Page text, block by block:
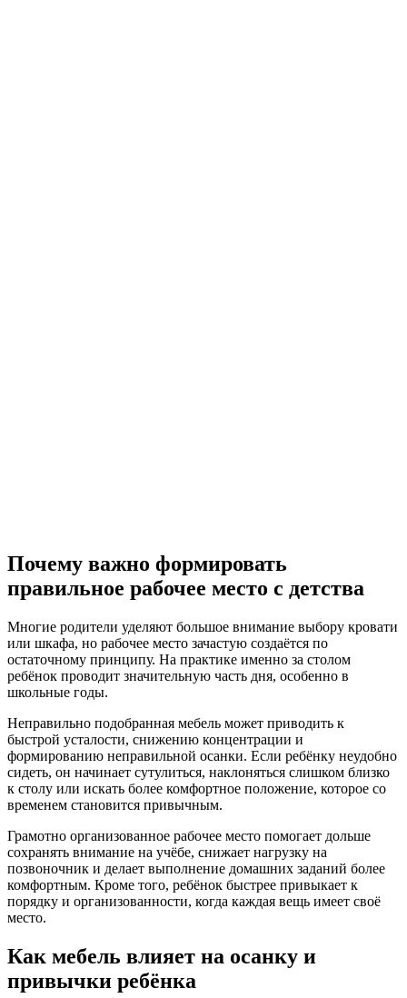
Почему важно формировать
правильное рабочее место с детства
Многие родители уделяют большое внимание выбору кровати
или шкафа, но рабочее место зачастую создаётся по
остаточному принципу. На практике именно за столом
ребёнок проводит значительную часть дня, особенно в
школьные годы.
Неправильно подобранная мебель может приводить к
быстрой усталости, снижению концентрации и
формированию неправильной осанки. Если ребёнку неудобно
сидеть, он начинает сутулиться, наклоняться слишком близко
к столу или искать более комфортное положение, которое со
временем становится привычным.
Грамотно организованное рабочее место помогает дольше
сохранять внимание на учёбе, снижает нагрузку на
позвоночник и делает выполнение домашних заданий более
комфортным. Кроме того, ребёнок быстрее привыкает к
порядку и организованности, когда каждая вещь имеет своё
место.
Как мебель влияет на осанку и
привычки ребёнка